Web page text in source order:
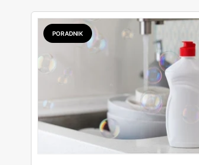
PORADNIK